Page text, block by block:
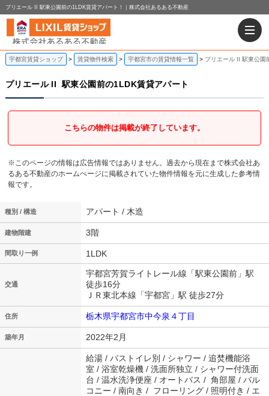
プリエール II 駅東公園前の1LDK賃貸アパート！｜株式会社あるある不動産
宇都宮賃貸ショップ 賃貸物件検索 宇都宮市の賃貸情報一覧 プリエール II 駅東公園
プリエール II 駅東公園前の1LDK賃貸アパート
こちらの物件は掲載が終了しています。
※このページの情報は広告情報ではありません。過去から現在まで株式会社あ
るある不動産のホームぺージに掲載されていた物件情報を元に生成した参考情
報です。
種別 / 構造 アパート / 木造
建物階建 3階
間取り一例 1LDK
交通
宇都宮芳賀ライトレール線「駅東公園前」駅
徒歩16分
ＪＲ東北本線「宇都宮」駅 徒歩27分
住所 栃木県宇都宮市中今泉４丁目
築年月 2022年2月
給湯 / バストイレ別 / シャワー / 追焚機能浴
室 / 浴室乾燥機 / 洗面所独立 / シャワー付洗面
台 / 温水洗浄便座 / オートバス / 角部屋 / バル
コニー / 南向き / フローリング / 照明付き / エ